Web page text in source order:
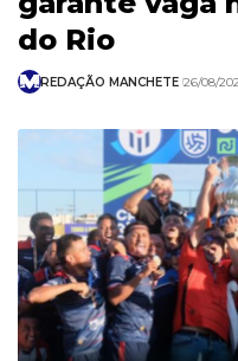
do Rio
REDAÇÃO MANCHETE 26/08/